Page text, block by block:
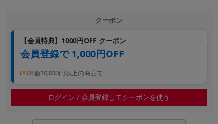
クーポン
【会員特典】1000円OFF クーポン
会員登録で 1,000円OFF
単価10,000円以上の商品で
ログイン / 会員登録してクーポンを使う
発売日
年 月 から